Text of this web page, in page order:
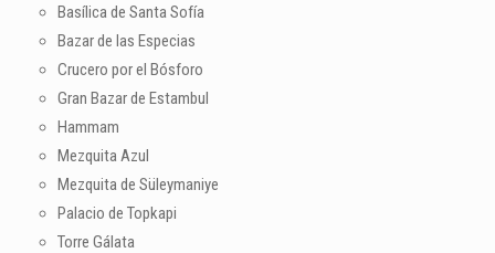
Basílica de Santa Sofía
Bazar de las Especias
Crucero por el Bósforo
Gran Bazar de Estambul
Hammam
Mezquita Azul
Mezquita de Süleymaniye
Palacio de Topkapi
Torre Gálata